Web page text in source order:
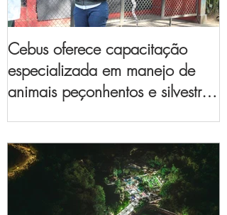
Cebus oferece capacitação
especializada em manejo de
animais peçonhentos e silvestres